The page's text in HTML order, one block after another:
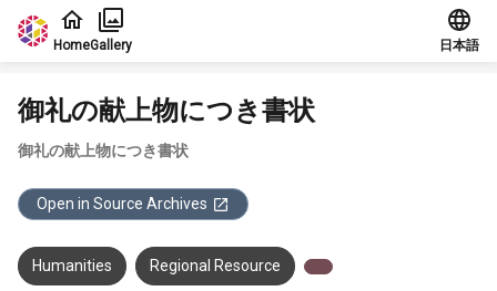
Jump to main content
HomeGallery 日本語
御礼の献上物につき書状
御礼の献上物につき書状
Open in Source Archives
Humanities Regional Resource